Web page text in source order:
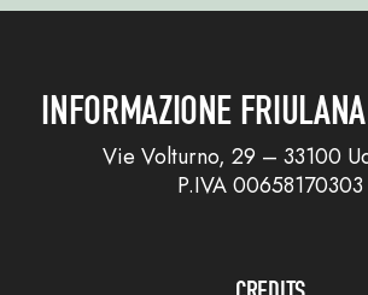
INFORMAZIONE
Vie Volturno, 29 – 33100
P.IVA 00658170303